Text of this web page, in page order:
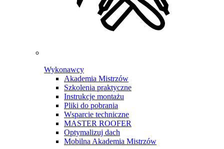
Wykonawcy
Akademia Mistrzów
Szkolenia praktyczne
Instrukcje montażu
Pliki do pobrania
Wsparcie techniczne
MASTER ROOFER
Optymalizuj dach
Mobilna Akademia Mistrzów